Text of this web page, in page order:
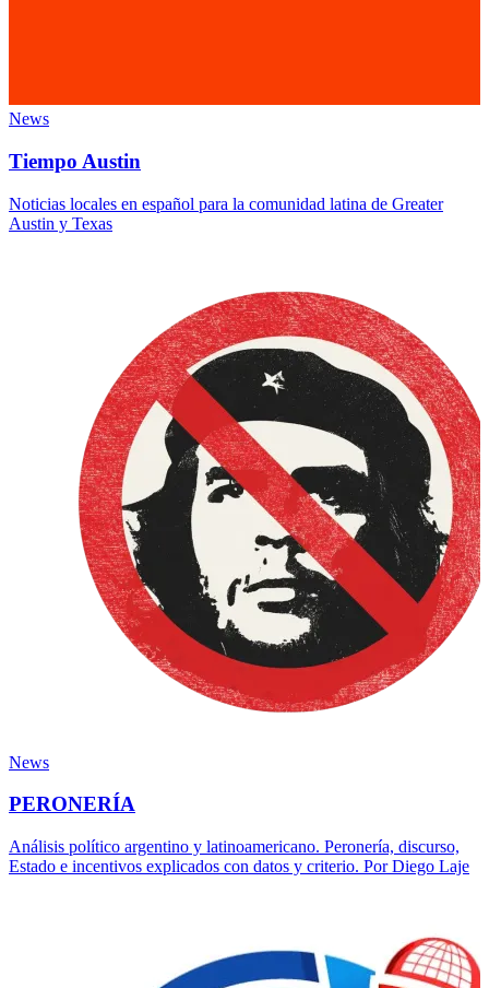
News
Tiempo Austin
Noticias locales en español para la comunidad latina de Greater
Austin y Texas
News
PERONERÍA
Análisis político argentino y latinoamericano. Peronería, discurso,
Estado e incentivos explicados con datos y criterio. Por Diego Laje